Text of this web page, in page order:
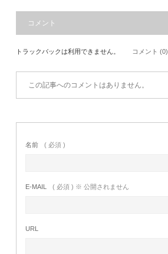
コメント
トラックバックは利用できません。 コメント (0)
この記事へのコメントはありません。
名前 ( 必須 )
E-MAIL ( 必須 ) ※ 公開されません
URL